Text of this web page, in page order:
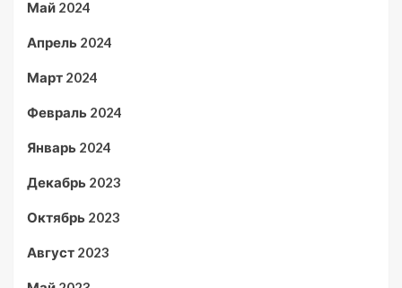
Май 2024
Апрель 2024
Март 2024
Февраль 2024
Январь 2024
Декабрь 2023
Октябрь 2023
Август 2023